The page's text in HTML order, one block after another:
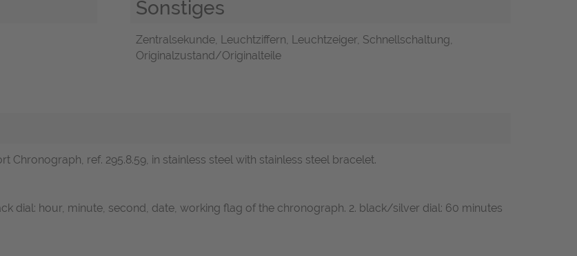
Sonstiges
Zentralsekunde, Leuchtziffern, Leuchtzeiger, Schnellschaltung,
Originalzustand/Originalteile
Chronograph, ref. 295.8.59, in stainless steel with stainless steel bracelet.
dial: hour, minute, second, date, working flag of the chronograph. 2. black/silver dial: 60 minutes